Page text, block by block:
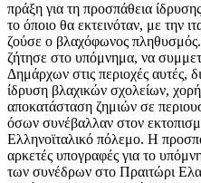
πράξη για τη προσπάθεια
το όποιο θα εκτεινόταν, με την
ζούσε ο βλαχόφωνος
ζήτησε στο υπόμνημα, να
Δημάρχων στις περιοχές αυτές,
ίδρυση βλαχικών σχολείων,
αποκατάσταση ζημιών σε
όσων συνέβαλλαν στον
Ελληνοϊταλικό πόλεμο. Η
αρκετές υπογραφές για το
των συνέδρων στο Πραιτώρι